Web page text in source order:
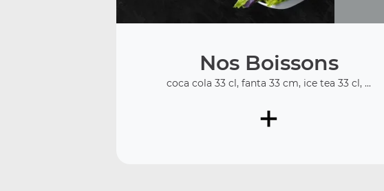
Nos Boissons
coca cola 33 cl, fanta 33 cm, ice tea 33 cl, ...
+